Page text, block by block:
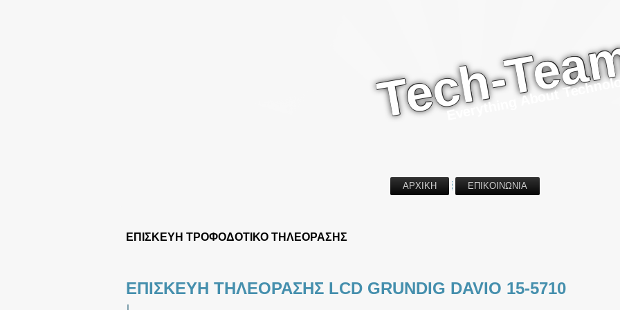
Tech-Everything About Technology
ΑΡΧΙΚΗ ΕΠΙΚΟΙΝΩΝΙΑ
ΕΠΙΣΚΕΥΗ ΤΡΟΦΟΔΟΤΙΚΟ ΤΗΛΕΟΡΑΣΗΣ
ΕΠΙΣΚΕΥΗ ΤΗΛΕΟΡΑΣΗΣ LCD GRUNDIG DAVIO 15-5710